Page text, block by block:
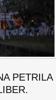
PETRILA